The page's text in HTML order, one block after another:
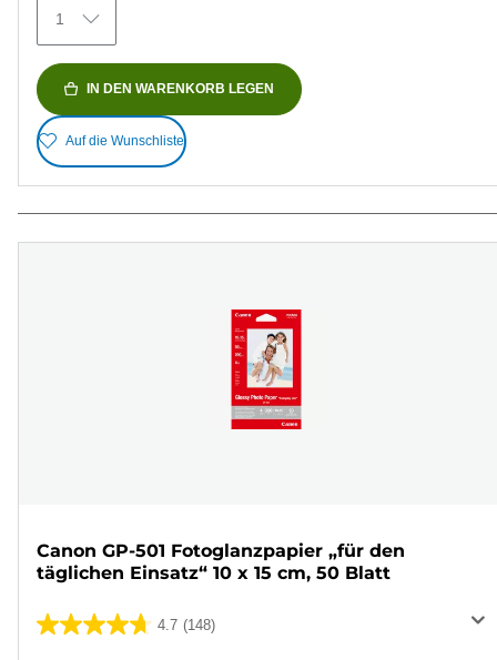
1
IN DEN WARENKORB LEGEN
Auf die Wunschliste
Canon GP-501 Fotoglanzpapier „für den
täglichen Einsatz“ 10 x 15 cm, 50 Blatt
4.7 (148)
4.7